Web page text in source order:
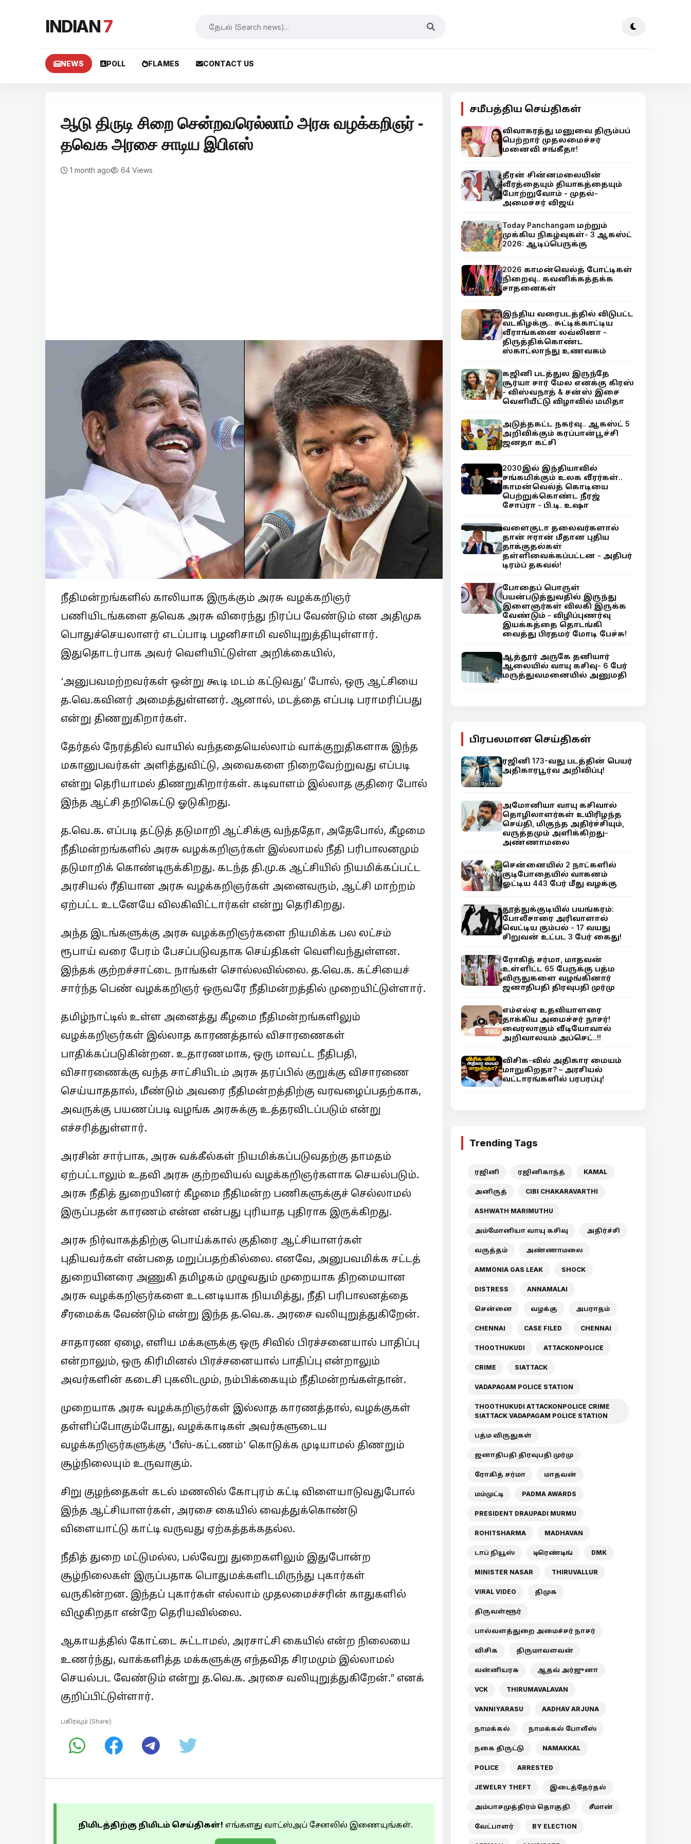
INDIAN7
NEWS POLL FLAMES CONTACT US
ஆடு திருடி சிறை சென்றவரெல்லாம் அரசு வழக்கறிஞர் -
தவெக அரசை சாடிய இபிஎஸ்
1 month ago 64 Views
நீதிமன்றங்களில் காலியாக இருக்கும் அரசு வழக்கறிஞர்
பணியிடங்களை தவெக அரசு விரைந்து நிரப்ப வேண்டும் என அதிமுக
பொதுச்செயலாளர் எடப்பாடி பழனிசாமி வலியுறுத்தியுள்ளார்.
இதுதொடர்பாக அவர் வெளியிட்டுள்ள அறிக்கையில்,
‘அனுபவமற்றவர்கள் ஒன்று கூடி மடம் கட்டுவது’ போல், ஒரு ஆட்சியை
த.வெ.கவினர் அமைத்துள்ளனர். ஆனால், மடத்தை எப்படி பராமரிப்பது
என்று திணறுகிறார்கள்.
தேர்தல் நேரத்தில் வாயில் வந்ததையெல்லாம் வாக்குறுதிகளாக இந்த
மகானுபவர்கள் அளித்துவிட்டு, அவைகளை நிறைவேற்றுவது எப்படி
என்று தெரியாமல் திணறுகிறார்கள். கடிவாளம் இல்லாத குதிரை போல்
இந்த ஆட்சி தறிகெட்டு ஓடுகிறது.
த.வெ.க. எப்படி தட்டுத் தடுமாறி ஆட்சிக்கு வந்ததோ, அதேபோல், கீழமை
நீதிமன்றங்களில் அரசு வழக்கறிஞர்கள் இல்லாமல் நீதி பரிபாலனமும்
தடுமாறிக் கொண்டிருக்கிறது. கடந்த தி.மு.க ஆட்சியில் நியமிக்கப்பட்ட
அரசியல் ரீதியான அரசு வழக்கறிஞர்கள் அனைவரும், ஆட்சி மாற்றம்
ஏற்பட்ட உடனேயே விலகிவிட்டார்கள் என்று தெரிகிறது.
அந்த இடங்களுக்கு அரசு வழக்கறிஞர்களை நியமிக்க பல லட்சம்
ரூபாய் வரை பேரம் பேசப்படுவதாக செய்திகள் வெளிவந்துள்ளன.
இந்தக் குற்றச்சாட்டை நாங்கள் சொல்லவில்லை. த.வெ.க. கட்சியைச்
சார்ந்த பெண் வழக்கறிஞர் ஒருவரே நீதிமன்றத்தில் முறையிட்டுள்ளார்.
தமிழ்நாட்டில் உள்ள அனைத்து கீழமை நீதிமன்றங்களிலும்
வழக்கறிஞர்கள் இல்லாத காரணத்தால் விசாரணைகள்
பாதிக்கப்படுகின்றன. உதாரணமாக, ஒரு மாவட்ட நீதிபதி,
விசாரணைக்கு வந்த சாட்சியிடம் அரசு தரப்பில் குறுக்கு விசாரணை
செய்யாததால், மீண்டும் அவரை நீதிமன்றத்திற்கு வரவழைப்பதற்காக,
அவருக்கு பயணப்படி வழங்க அரசுக்கு உத்தரவிடப்படும் என்று
எச்சரித்துள்ளார்.
அரசின் சார்பாக, அரசு வக்கீல்கள் நியமிக்கப்படுவதற்கு தாமதம்
ஏற்பட்டாலும் உதவி அரசு குற்றவியல் வழக்கறிஞர்களாக செயல்படும்.
அரசு நீதித் துறையினர் கீழமை நீதிமன்ற பணிகளுக்குச் செல்லாமல்
இருப்பதன் காரணம் என்ன என்பது புரியாத புதிராக இருக்கிறது.
அரசு நிர்வாகத்திற்கு பொய்க்கால் குதிரை ஆட்சியாளர்கள்
புதியவர்கள் என்பதை மறுப்பதற்கில்லை. எனவே, அனுபவமிக்க சட்டத்
துறையினரை அணுகி தமிழகம் முழுவதும் முறையாக திறமையான
அரசு வழக்கறிஞர்களை உடனடியாக நியமித்து, நீதி பரிபாலனத்தை
சீரமைக்க வேண்டும் என்று இந்த த.வெ.க. அரசை வலியுறுத்துகிறேன்.
சாதாரண ஏழை, எளிய மக்களுக்கு ஒரு சிவில் பிரச்சனையால் பாதிப்பு
என்றாலும், ஒரு கிரிமினல் பிரச்சனையால் பாதிப்பு என்றாலும்
அவர்களின் கடைசி புகலிடமும், நம்பிக்கையும் நீதிமன்றங்கள்தான்.
முறையாக அரசு வழக்கறிஞர்கள் இல்லாத காரணத்தால், வழக்குகள்
தள்ளிப்போகும்போது, வழக்காடிகள் அவர்களுடைய
வழக்கறிஞர்களுக்கு 'பீஸ்-கட்டணம்' கொடுக்க முடியாமல் திணறும்
சூழ்நிலையும் உருவாகும்.
சிறு குழந்தைகள் கடல் மணலில் கோபுரம் கட்டி விளையாடுவதுபோல்
இந்த ஆட்சியாளர்கள், அரசை கையில் வைத்துக்கொண்டு
விளையாட்டு காட்டி வருவது ஏற்கத்தக்கதல்ல.
நீதித் துறை மட்டுமல்ல, பல்வேறு துறைகளிலும் இதுபோன்ற
சூழ்நிலைகள் இருப்பதாக பொதுமக்களிடமிருந்து புகார்கள்
வருகின்றன. இந்தப் புகார்கள் எல்லாம் முதலமைச்சரின் காதுகளில்
விழுகிறதா என்றே தெரியவில்லை.
ஆகாயத்தில் கோட்டை சுட்டாமல், அரசாட்சி கையில் என்ற நிலையை
உணர்ந்து, வாக்களித்த மக்களுக்கு எந்தவித சிரமமும் இல்லாமல்
செயல்பட வேண்டும் என்று த.வெ.க. அரசை வலியுறுத்துகிறேன்.” எனக்
குறிப்பிட்டுள்ளார்.
பகிரவும் (Share):
நிமிடத்திற்கு நிமிடம் செய்திகள்! எங்களது வாட்ஸ்அப் சேனலில் இணையுங்கள்.
சமீபத்திய செய்திகள்
விவாகரத்து மனுவை திரும்பப்
பெற்றார் முதலமைச்சர்
மனைவி சங்கீதா!
தீரன் சின்னமலையின்
வீரத்தையும் தியாகத்தையும்
போற்றுவோம் - முதல்-
அமைச்சர் விஜய்
Today Panchangam மற்றும்
முக்கிய நிகழ்வுகள்- 3 ஆகஸ்ட்
2026: ஆடிப்பெருக்கு
2026 காமன்வெல்த் போட்டிகள்
நிறைவு.. கவனிக்கத்தக்க
சாதனைகள்
இந்திய வரைபடத்தில் விடுபட்ட
வடகிழக்கு.. சுட்டிக்காட்டிய
வீராங்கனை லவ்லினா -
திருத்திக்கொண்ட
ஸ்காட்லாந்து உணவகம்
கஜினி படத்துல இருந்தே
சூர்யா சார் மேல எனக்கு கிரஸ்
- விஸ்வநாத் & சன்ஸ் இசை
வெளியீட்டு விழாவில் மமிதா
அடுத்தகட்ட நகர்வு.. ஆகஸ்ட் 5
அறிவிக்கும் கரப்பான்பூச்சி
ஜனதா கட்சி
2030இல் இந்தியாவில்
சங்கமிக்கும் உலக வீரர்கள்..
காமன்வெல்த் கொடியை
பெற்றுக்கொண்ட நீரஜ்
சோப்ரா - பி.டி. உஷா
வளைகுடா தலைவர்களால்
தான் ஈரான் மீதான புதிய
தாக்குதல்கள்
தள்ளிவைக்கப்பட்டன - அதிபர்
டிரம்ப் தகவல்!
போதைப் பொருள்
பயன்படுத்துவதில் இருந்து
இளைஞர்கள் விலகி இருக்க
வேண்டும் - விழிப்புணர்வு
இயக்கத்தை தொடங்கி
வைத்து பிரதமர் மோடி பேச்சு!
ஆத்தூர் அருகே தனியார்
ஆலையில் வாயு கசிவு- 6 பேர்
மருத்துவமனையில் அனுமதி
பிரபலமான செய்திகள்
ரஜினி 173-வது படத்தின் பெயர்
அதிகாரபூர்வ அறிவிப்பு!
அமோனியா வாயு கசிவால்
தொழிலாளர்கள் உயிரிழந்த
செய்தி, மிகுந்த அதிர்ச்சியும்,
வருத்தமும் அளிக்கிறது-
அண்ணாமலை
சென்னையில் 2 நாட்களில்
குடிபோதையில் வாகனம்
ஓட்டிய 443 பேர் மீது வழக்கு
தூத்துக்குடியில் பயங்கரம்:
போலீசாரை அரிவாளால்
வெட்டிய கும்பல் - 17 வயது
சிறுவன் உட்பட 3 பேர் கைது!
ரோகித் சர்மா, மாதவன்
உள்ளிட்ட 65 பேருக்கு பத்ம
விருதுகளை வழங்கினார்
ஜனாதிபதி திரவுபதி முர்மு
எம்எல்ஏ உதவியாளரை
தாக்கிய அமைச்சர் நாசர்!
வைரலாகும் வீடியோவால்
அறிவாலயம் அப்செட்..!!
விசிக-வில் அதிகார மையம்
மாறுகிறதா? – அரசியல்
வட்டாரங்களில் பரபரப்பு!
Trending Tags
ரஜினி ரஜினிகாந்த் KAMAL
அனிருத் CIBI CHAKARAVARTHI
ASHWATH MARIMUTHU
அம்மோனியா வாயு கசிவு அதிர்ச்சி
வருத்தம் அண்ணாமலை
AMMONIA GAS LEAK SHOCK
DISTRESS ANNAMALAI
சென்னை வழக்கு அபராதம்
CHENNAI CASE FILED CHENNAI
THOOTHUKUDI ATTACKONPOLICE
CRIME SIATTACK
VADAPAGAM POLICE STATION
THOOTHUKUDI ATTACKONPOLICE CRIME
SIATTACK VADAPAGAM POLICE STATION
பத்ம விருதுகள்
ஜனாதிபதி திரவுபதி முர்மு
ரோகித் சர்மா மாதவன்
மம்முட்டி PADMA AWARDS
PRESIDENT DRAUPADI MURMU
ROHITSHARMA MADHAVAN
டாப் நியூஸ் டிரெண்டிங் DMK
MINISTER NASAR THIRUVALLUR
VIRAL VIDEO திமுக
திருவள்ளூர்
பால்வளத்துறை அமைச்சர் நாசர்
விசிக திருமாவளவன்
வன்னியரசு ஆதவ் அர்ஜுனா
VCK THIRUMAVALAVAN
VANNIYARASU AADHAV ARJUNA
நாமக்கல் நாமக்கல் போலீஸ்
நகை திருட்டு NAMAKKAL
POLICE ARRESTED
JEWELRY THEFT இடைத்தேர்தல்
அம்பாசமுத்திரம் தொகுதி சீமான்
வேட்பாளர் BY ELECTION